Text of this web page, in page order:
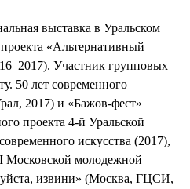
выставка в Уральском
«Альтернативный
Участник групповых
50 лет современного
2017) и «Бажов-фест»
проекта 4-й Уральской
искусства (2017),
Московской молодежной
извини» (Москва, ГЦСИ,